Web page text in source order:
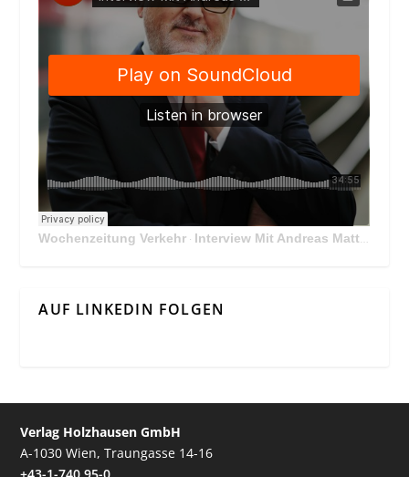
Wochenzeitung Verkehr · Interview Mit Andreas Matthä, CEO der ÖBB Holding
AUF LINKEDIN FOLGEN
Verlag Holzhausen GmbH
A-1030 Wien, Traungasse 14-16